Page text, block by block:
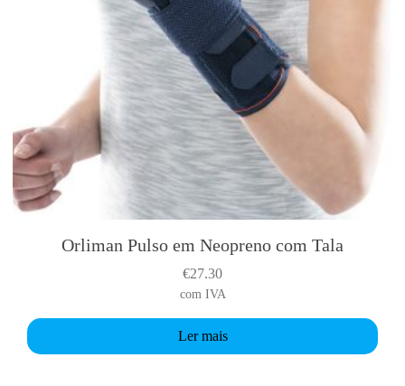
Orliman Pulso em Neopreno com Tala
€27.30
com IVA
Ler mais